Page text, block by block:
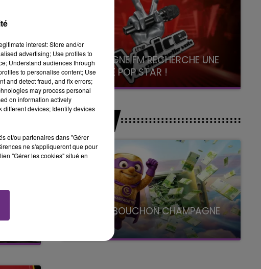
CHAMPAGNE FM RECHERCHE UNE
NOUVELLE POP STAR !
Toute la journée sur Champagne FM
JEUX
LE SUPER BOUCHON CHAMPAGNE
avec La Famille Champagne FM, à 8H10
interest: Store and/or
advertising; Use profiles to
Understand audiences through
to personalise content; Use
and detect fraud, and fix errors;
may process personal
on information actively
devices; Identify devices
et/ou partenaires dans "Gérer
ne s'appliqueront que pour
"Gérer les cookies" situé en